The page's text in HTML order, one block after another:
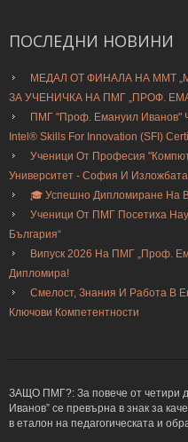
ПОСЛЕДНИ НОВИНИ
МЕДАЛ ОТ ФИНАЛА НА ММТ
ЗА УЧЕНИЧКА НА ПМГ „ПРОФ.
ПМГ "Проф. Емануил Иванов"
Intel® Skills For Innovation (SFI)
Ученици От Професия
Университет - София И
🎓 Успешно Дипломиране На
Ученици От ПМГ Посетиха
България“
Випуск 2026 На ПМГ „Проф.
Дипломира!
Смелост, Знания И Работа В
Ключови Компетентности
ЗАЩО ПМГ?: За повече от четири
Иванов” се превърна в знак за
в еталон на педагогическата и